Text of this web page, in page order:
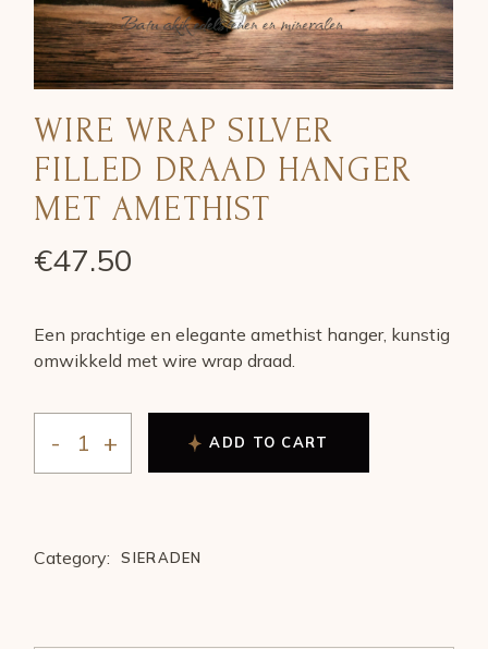
WIRE WRAP SILVER
FILLED DRAAD HANGER
MET AMETHIST
€47.50
Een prachtige en elegante amethist hanger, kunstig
omwikkeld met wire wrap draad.
WIRE WRAP SILVER FILLED DRAAD HANGER MET
ADD TO CART
Category: SIERADEN